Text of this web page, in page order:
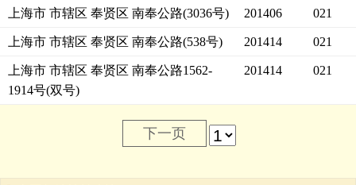
上海市 市辖区 奉贤区 南奉公路(3036号) 201406 021
上海市 市辖区 奉贤区 南奉公路(538号) 201414 021
上海市 市辖区 奉贤区 南奉公路1562-
1914号(双号)
201414 021
下一页